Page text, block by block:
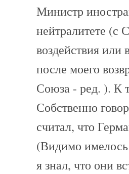
Министр
нейтралитете (с
воздействия или
после моего
Союза - ред. ). К
Собственно
считал, что
(Видимо
я знал, что они